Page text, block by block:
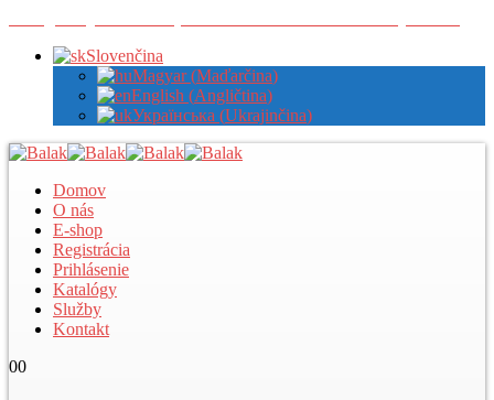
Slovenčina
Magyar (Maďarčina)
English (Angličtina)
Українська (Ukrajinčina)
Domov
O nás
E-shop
Registrácia
Prihlásenie
Katalógy
Služby
Kontakt
00